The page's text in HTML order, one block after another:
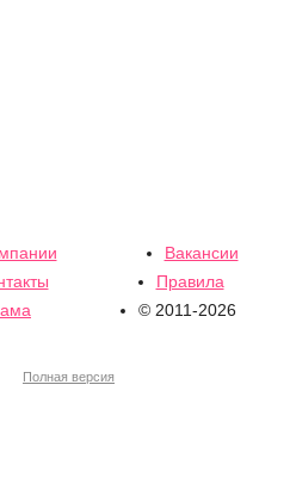
Вакансии
Правила
© 2011-2026
Полная версия